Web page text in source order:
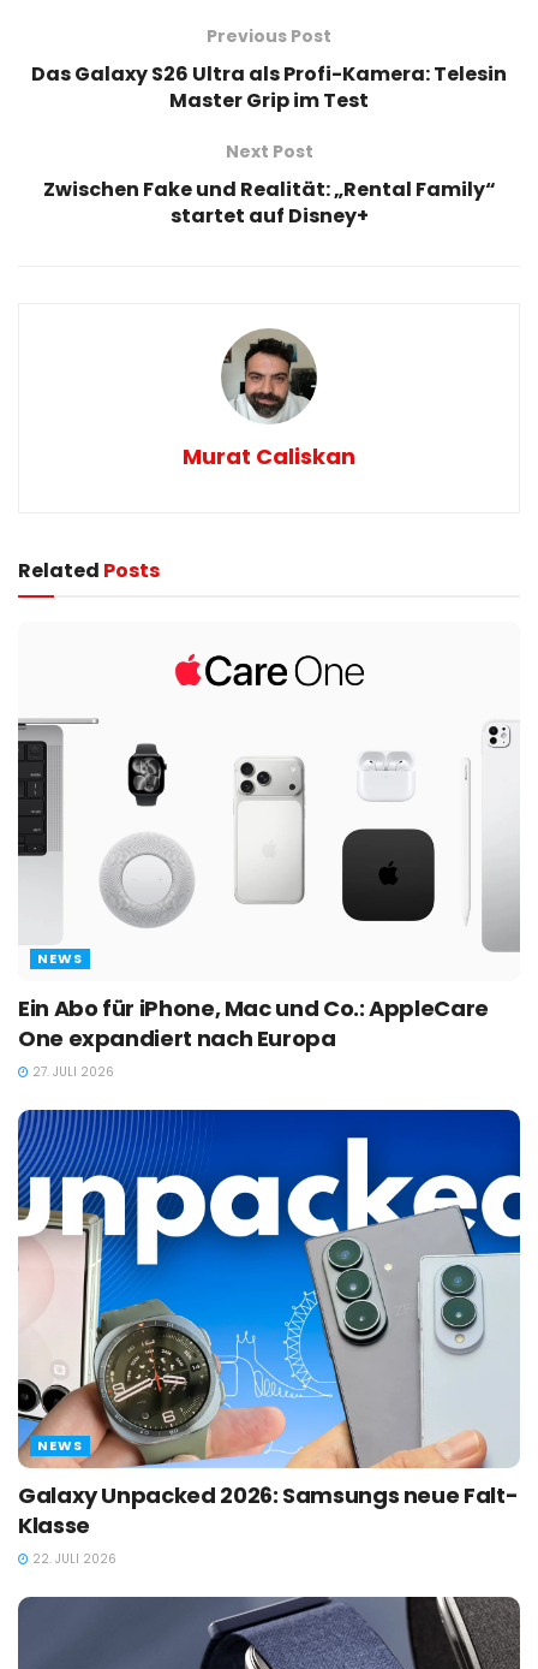
Previous Post
Das Galaxy S26 Ultra als Profi-Kamera: Telesin
Master Grip im Test
Next Post
Zwischen Fake und Realität: „Rental Family“
startet auf Disney+
Murat Caliskan
Related Posts
NEWS
Ein Abo für iPhone, Mac und Co.: AppleCare
One expandiert nach Europa
27. JULI 2026
NEWS
Galaxy Unpacked 2026: Samsungs neue Falt-
Klasse
22. JULI 2026